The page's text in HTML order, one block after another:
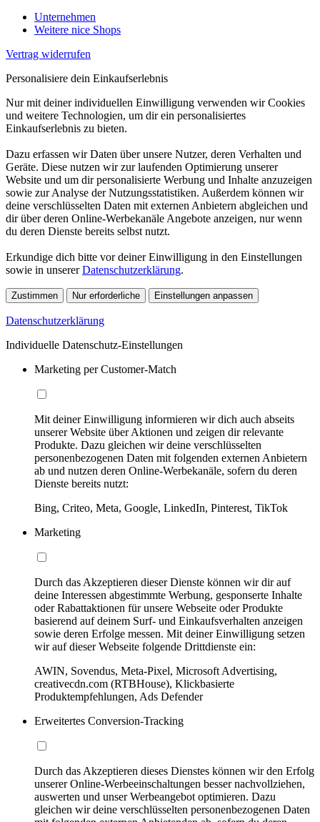
Unternehmen
Weitere nice Shops
Vertrag widerrufen
Personalisiere dein Einkaufserlebnis
Nur mit deiner individuellen Einwilligung verwenden wir Cookies
und weitere Technologien, um dir ein personalisiertes
Einkaufserlebnis zu bieten.
Dazu erfassen wir Daten über unsere Nutzer, deren Verhalten und
Geräte. Diese nutzen wir zur laufenden Optimierung unserer
Website und um dir personalisierte Werbung und Inhalte anzuzeigen
sowie zur Analyse der Nutzungsstatistiken. Außerdem können wir
deine verschlüsselten Daten mit externen Anbietern abgleichen und
dir über deren Online-Werbekanäle Angebote anzeigen, nur wenn
du deren Dienste bereits selbst nutzt.
Erkundige dich bitte vor deiner Einwilligung in den Einstellungen
sowie in unsererDatenschutzerklärung.
Zustimmen Nur erforderliche Einstellungen anpassen
Datenschutzerklärung
Individuelle Datenschutz-Einstellungen
Marketing per Customer-Match
Mit deiner Einwilligung informieren wir dich auch abseits
unserer Website über Aktionen und zeigen dir relevante
Produkte. Dazu gleichen wir deine verschlüsselten
personenbezogenen Daten mit folgenden externen Anbietern
ab und nutzen deren Online-Werbekanäle, sofern du deren
Dienste bereits nutzt:
Bing, Criteo, Meta, Google, LinkedIn, Pinterest, TikTok
Marketing
Durch das Akzeptieren dieser Dienste können wir dir auf
deine Interessen abgestimmte Werbung, gesponserte Inhalte
oder Rabattaktionen für unsere Webseite oder Produkte
basierend auf deinem Surf- und Einkaufsverhalten anzeigen
sowie deren Erfolge messen. Mit deiner Einwilligung setzen
wir auf dieser Webseite folgende Drittdienste ein:
AWIN, Sovendus, Meta-Pixel, Microsoft Advertising,
creativecdn.com (RTBHouse), Klickbasierte
Produktempfehlungen, Ads Defender
Erweitertes Conversion-Tracking
Durch das Akzeptieren dieses Dienstes können wir den Erfolg
unserer Online-Werbeeinschaltungen besser nachvollziehen,
auswerten und unser Werbeangebot optimieren. Dazu
gleichen wir deine verschlüsselten personenbezogenen Daten